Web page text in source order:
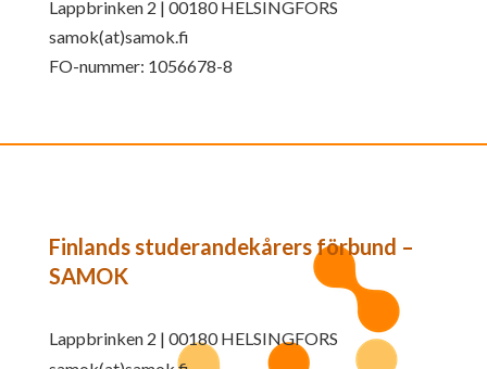
Lappbrinken 2 | 00180 HELSINGFORS
samok(at)samok.fi
FO-nummer: 1056678-8
Finlands studerandekårers förbund –
SAMOK
Lappbrinken 2 | 00180 HELSINGFORS